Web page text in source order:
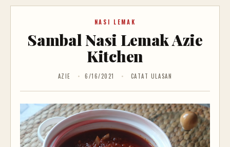
NASI LEMAK
Sambal Nasi Lemak Azie
Kitchen
AZIE 6/16/2021 CATAT ULASAN